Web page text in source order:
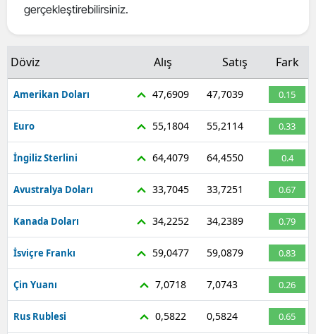
gerçekleştirebilirsiniz.
Döviz Alış Satış Fark
Amerikan Doları 47,6909 47,7039 0.15
Euro 55,1804 55,2114 0.33
İngiliz Sterlini 64,4079 64,4550 0.4
Avustralya Doları 33,7045 33,7251 0.67
Kanada Doları 34,2252 34,2389 0.79
İsviçre Frankı 59,0477 59,0879 0.83
Çin Yuanı 7,0718 7,0743 0.26
Rus Rublesi 0,5822 0,5824 0.65